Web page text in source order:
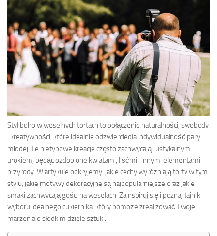
Styl boho w weselnych tortach to połączenie naturalności, swobody
i kreatywności, które idealnie odzwierciedla indywidualność pary
młodej. Te nietypowe kreacje często zachwycają rustykalnym
urokiem, będąc ozdobione kwiatami, liśćmi i innymi elementami
przyrody. W artykule odkryjemy, jakie cechy wyróżniają torty w tym
stylu, jakie motywy dekoracyjne są najpopularniejsze oraz jakie
smaki zachwycają gości na weselach. Zainspiruj się i poznaj tajniki
wyboru idealnego cukiernika, który pomoże zrealizować Twoje
marzenia o słodkim dziele sztuki.